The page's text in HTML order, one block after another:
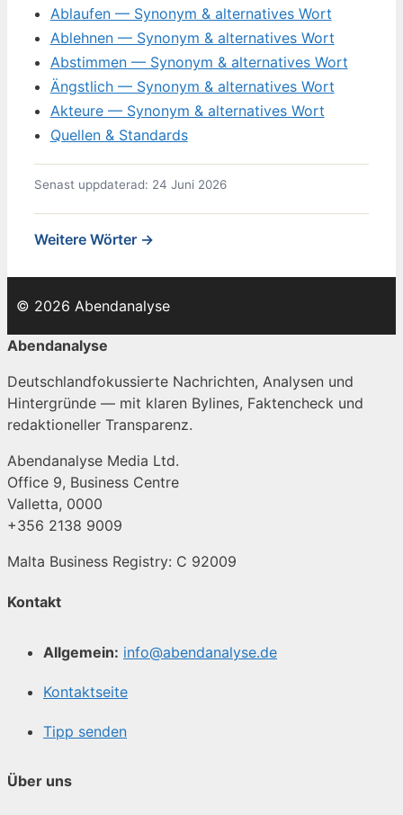
Ablaufen — Synonym & alternatives Wort
Ablehnen — Synonym & alternatives Wort
Abstimmen — Synonym & alternatives Wort
Ängstlich — Synonym & alternatives Wort
Akteure — Synonym & alternatives Wort
Quellen & Standards
Senast uppdaterad: 24 Juni 2026
Weitere Wörter →
© 2026 Abendanalyse
Abendanalyse
Deutschlandfokussierte Nachrichten, Analysen und
Hintergründe — mit klaren Bylines, Faktencheck und
redaktioneller Transparenz.
Abendanalyse Media Ltd.
Office 9, Business Centre
Valletta, 0000
+356 2138 9009
Malta Business Registry: C 92009
Kontakt
Allgemein: info@abendanalyse.de
Kontaktseite
Tipp senden
Über uns